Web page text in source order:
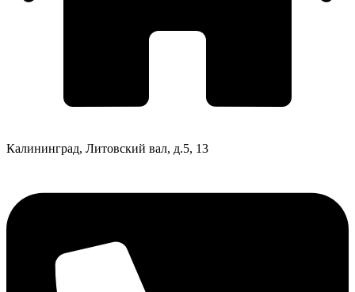
Калининград, Литовский вал, д.5, 13